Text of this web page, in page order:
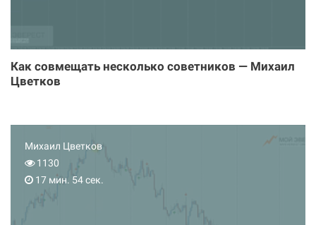
Как совмещать несколько советников — Михаил
Цветков
Михаил Цветков
1130
17 мин. 54 сек.